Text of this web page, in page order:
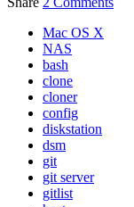
Mac OS X
NAS
bash
clone
cloner
config
diskstation
dsm
git
git server
gitlist